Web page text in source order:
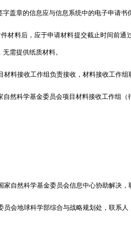
盖章的信息应与信息系统中的电子申请书
料后，应于申请材料提交截止时间前通
需提供纸质材料。
接收工作组负责接收，材料接收工作组
科学基金委员会项目材料接收工作组（
然科学基金委员会信息中心协助解决，
地球科学部综合与战略规划处，联系人